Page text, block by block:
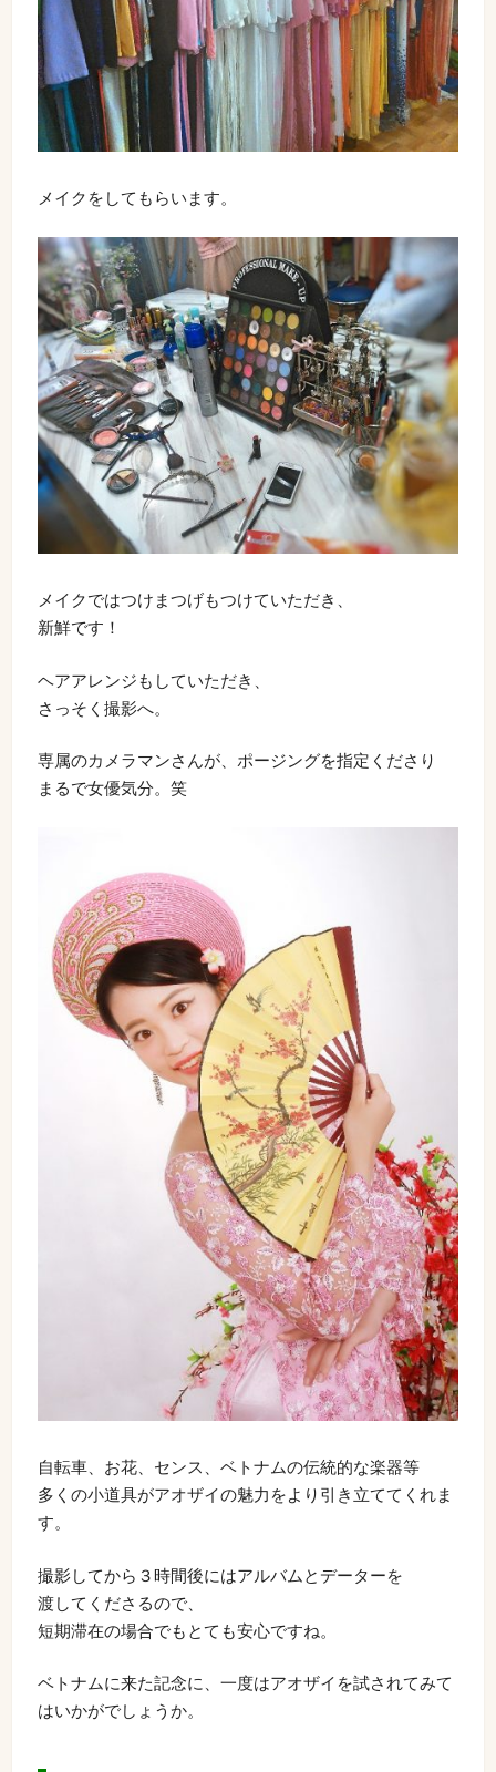
メイクをしてもらいます。
メイクではつけまつげもつけていただき、
新鮮です！
ヘアアレンジもしていただき、
さっそく撮影へ。
専属のカメラマンさんが、ポージングを指定くださり
まるで女優気分。笑
自転車、お花、センス、ベトナムの伝統的な楽器等
多くの小道具がアオザイの魅力をより引き立ててくれま
す。
撮影してから３時間後にはアルバムとデーターを
渡してくださるので、
短期滞在の場合でもとても安心ですね。
ベトナムに来た記念に、一度はアオザイを試されてみて
はいかがでしょうか。